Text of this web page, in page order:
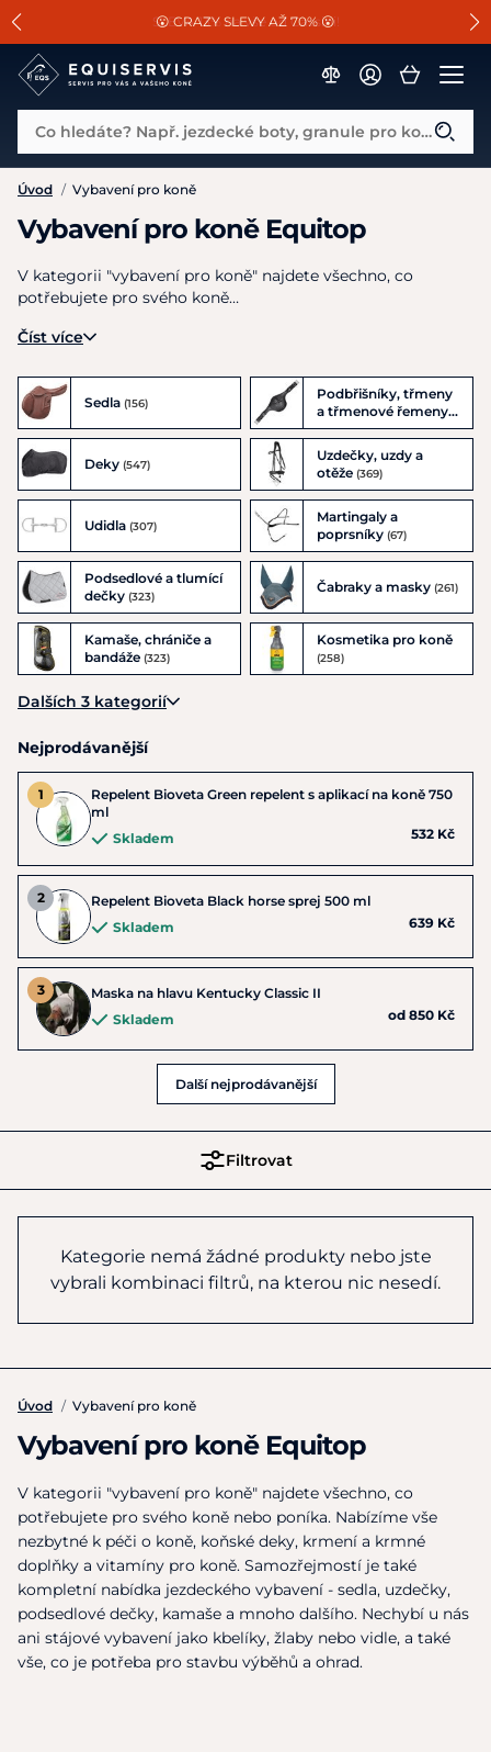
SLEVA 13% na vše od Cassini!
😮 CRAZY SLEVY AŽ 70% 😮
📐Pasování a doplňky k vybraným sedlům ZDARMA 🐴
Co hledáte? Např. jezdecké boty, granule pro koně...
Úvod / Vybavení pro koně
Vybavení pro koně Equitop
V kategorii "vybavení pro koně" najdete všechno, co
potřebujete pro svého koně…
Číst více
Sedla (156)
Podbřišníky, třmeny
a třmenové řemeny
(151)
Deky (547)
Uzdečky, uzdy a
otěže (369)
Udidla (307)
Martingaly a
poprsníky (67)
Podsedlové a tlumící
dečky (323)
Čabraky a masky (261)
Kamaše, chrániče a
bandáže (323)
Kosmetika pro koně
(258)
Dalších 3 kategorií
Nejprodávanější
Repelent Bioveta Green repelent s aplikací na koně 750
ml
Skladem
532 Kč
Repelent Bioveta Black horse sprej 500 ml
Skladem
639 Kč
Maska na hlavu Kentucky Classic II
Skladem
od 850 Kč
Další nejprodávanější
Filtrovat
Kategorie nemá žádné produkty nebo jste
vybrali kombinaci filtrů, na kterou nic nesedí.
Úvod / Vybavení pro koně
Vybavení pro koně Equitop
V kategorii "vybavení pro koně" najdete všechno, co
potřebujete pro svého koně nebo poníka. Nabízíme vše
nezbytné k péči o koně, koňské deky, krmení a krmné
doplňky a vitamíny pro koně. Samozřejmostí je také
kompletní nabídka jezdeckého vybavení - sedla, uzdečky,
podsedlové dečky, kamaše a mnoho dalšího. Nechybí u nás
ani stájové vybavení jako kbelíky, žlaby nebo vidle, a také
vše, co je potřeba pro stavbu výběhů a ohrad.